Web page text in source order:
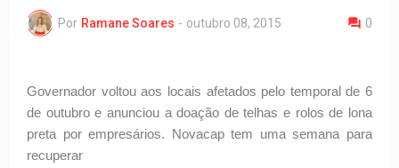
Por Ramane Soares - outubro 08, 2015 0
Governador voltou aos locais afetados pelo temporal de 6
de outubro e anunciou a doação de telhas e rolos de lona
preta por empresários. Novacap tem uma semana para
recuperar